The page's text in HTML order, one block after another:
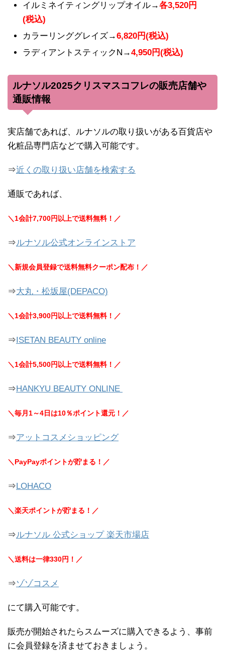
イルミネイティングリップオイル→各3,520円
(税込)
カラーリンググレイズ→6,820円(税込)
ラディアントスティックN→4,950円(税込)
ルナソル2025クリスマスコフレの販売店舗や
通販情報
実店舗であれば、ルナソルの取り扱いがある百貨店や
化粧品専門店などで購入可能です。
⇒近くの取り扱い店舗を検索する
通販であれば、
＼1会計7,700円以上で送料無料！／
⇒ルナソル公式オンラインストア
＼新規会員登録で送料無料クーポン配布！／
⇒大丸・松坂屋(DEPACO)
＼1会計3,900円以上で送料無料！／
⇒ ISETAN BEAUTY online
＼1会計5,500円以上で送料無料！／
⇒ HANKYU BEAUTY ONLINE
＼毎月1～4日は10％ポイント還元！／
⇒アットコスメショッピング
＼PayPayポイントが貯まる！／
⇒ LOHACO
＼楽天ポイントが貯まる！／
⇒ルナソル 公式ショップ 楽天市場店
＼送料は一律330円！／
⇒ゾゾコスメ
にて購入可能です。
販売が開始されたらスムーズに購入できるよう、事前
に会員登録を済ませておきましょう。